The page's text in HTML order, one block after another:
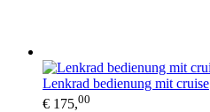
Lenkrad bedienung mit cruise
€ 175,00